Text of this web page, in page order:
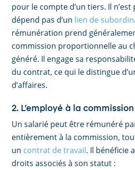
pour le compte d’un tiers. Il
dépend pas d’un lien de
rémunération prend
commission proportionnelle au
généré. Il engage sa
du contrat, ce qui le distingue
d’affaires.
2. L’employé à la
Un salarié peut être rémunéré
entièrement à la commission,
un contrat de travail. Il bénéficie
droits associés à son statut :